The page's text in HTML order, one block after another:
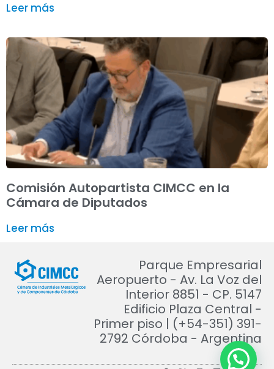
Leer más
Comisión Autopartista CIMCC en la
Cámara de Diputados
Leer más
Parque Empresarial
Aeropuerto - Av. La Voz del
Interior 8851 - CP. 5147
Edificio Plaza Central -
Primer piso | (+54-351) 391-
2792 Córdoba - Argentina